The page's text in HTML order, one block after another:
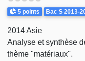
Points
5 points Theme
Bac S 2013-
2014 Asie
Analyse et synthèse
thème "matériaux".